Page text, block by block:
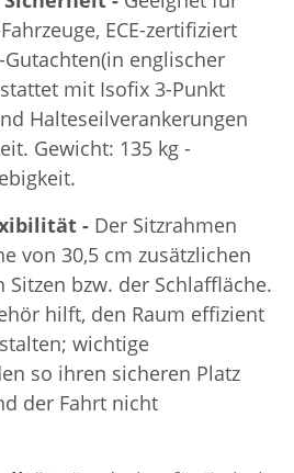
ECE-zertifiziert
englischer
mit Isofix 3-Punkt
Halteseilverankerungen
Gewicht: 135 kg -
- Der Sitzrahmen
von 30,5 cm zusätzlichen
bzw. der Schlaffläche.
hilft, den Raum effizient
wichtige
so ihren sicheren Platz
der Fahrt nicht